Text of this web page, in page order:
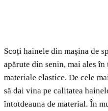
Scoți hainele din mașina de
apărute din senin, mai ales
materiale elastice. De cele
să dai vina pe calitatea
întotdeauna de material. În